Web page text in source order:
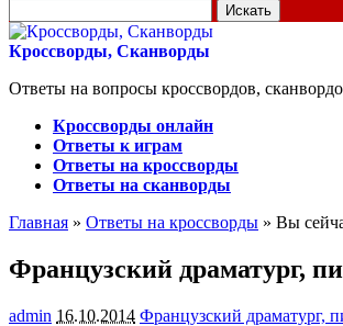
для:
Кроссворды, Сканворды
Ответы на вопросы кроссвордов,
Кроссворды онлайн
Ответы к играм
Ответы на кроссворды
Ответы на сканворды
Главная » Ответы на кроссворды » Вы
Французский драматург,
admin 16.10.2014 Французский драматург,